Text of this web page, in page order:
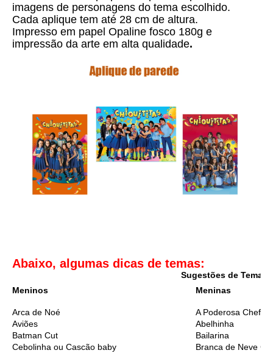
imagens de personagens do tema escolhido.
Cada aplique tem até 28 cm de altura.
Impresso em papel Opaline fosco 180g e
impressão da arte em alta qualidade.
Abaixo, algumas dicas de temas:
Sugestões de Temas
Meninos
Meninas
Arca de Noé
A Poderosa
Aviões
Abelhinha
Batman Cut
Bailarina
Cebolinha ou Cascão baby
Branca de Neve Cut